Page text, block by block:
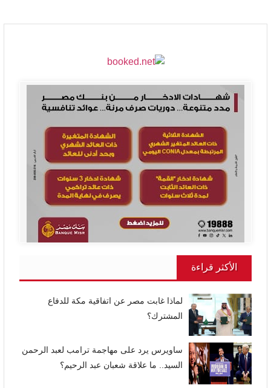
الأكثر قراءة
لماذا غابت مصر عن اتفاقية مكة للدفاع
المشترك؟
ساويرس يرد على مهاجمة ترامب لعبد الرحمن
السيد.. ما علاقة شعبان عبد الرحيم؟